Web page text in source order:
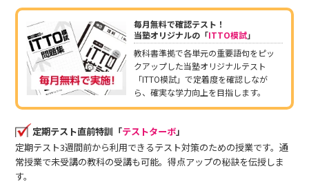
毎月無料で確認テスト！
当塾オリジナルの「ITTO模試」
教科書準拠で各単元の重要語句をピッ
クアップした当塾オリジナルテスト
「ITTO模試」で定着度を確認しなが
ら、確実な学力向上を目指します。
定期テスト直前特訓「テストターボ」
定期テスト3週間前から利用できるテスト対策のための授業です。通
常授業で未受講の教科の受講も可能。得点アップの秘訣を伝授しま
す。